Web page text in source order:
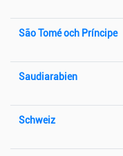
São Tomé och Príncipe
Saudiarabien
Schweiz